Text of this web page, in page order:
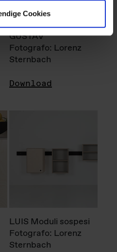
Cookies
GUSTAV
Fotografo: Lorenz
Sternbach
Download
LUIS Moduli sospesi
Fotografo: Lorenz
Sternbach